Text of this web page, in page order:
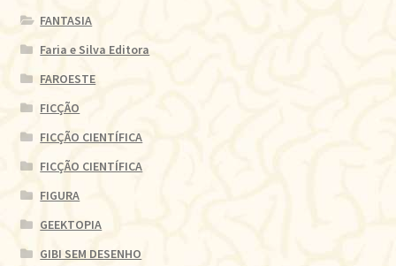
FANTASIA
Faria e Silva Editora
FAROESTE
FICÇÃO
FICÇÃO CIENTÍFICA
FICÇÃO CIENTÍFICA
FIGURA
GEEKTOPIA
GIBI SEM DESENHO